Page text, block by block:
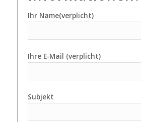
Ihr Name(verplicht)
Ihre E-Mail (verplicht)
Subjekt